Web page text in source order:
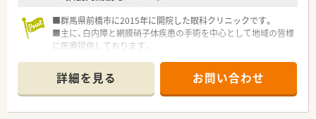
■群馬県前橋市に2015年に開院した眼科クリニックです。
■主に、白内障と網膜硝子体疾患の手術を中心として地域の皆様
に医療提供しております。
詳細を見る お問い合わせ